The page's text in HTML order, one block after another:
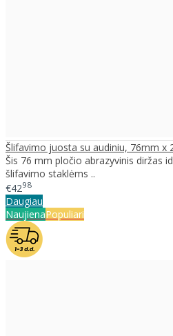
Šlifavimo juosta su audiniu, 76mm x
Šis 76 mm pločio abrazyvinis diržas
šlifavimo staklėms ..
€4298
Daugiau
NaujienaPopuliari